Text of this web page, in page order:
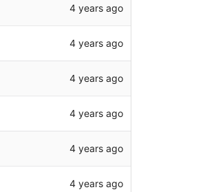
4 years ago
4 years ago
4 years ago
4 years ago
4 years ago
4 years ago